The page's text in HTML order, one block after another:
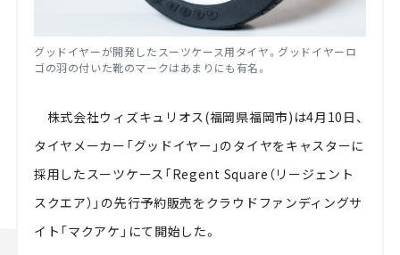
グッドイヤーが開発したスーツケース用タイヤ。グッドイヤーロ
ゴの羽の付いた靴のマークはあまりにも有名。
株式会社ウィズキュリオス(福岡県福岡市)は4月10日、
タイヤメーカー「グッドイヤー」のタイヤをキャスターに
採用したスーツケース「Regent Square（リージェント
スクエア）」の先行予約販売をクラウドファンディングサ
イト「マクアケ」にて開始した。